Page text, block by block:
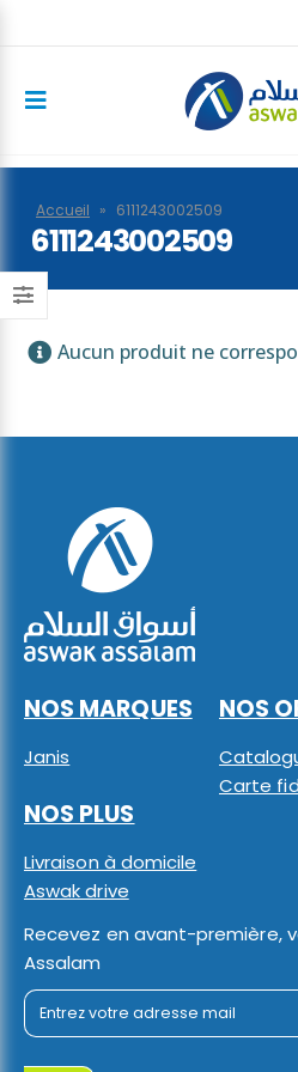
Accueil » 6111243002509
6111243002509
Aucun produit ne
NOS MARQUES
Janis
NOS
Carte
NOS PLUS
Livraison à domicile
Aswak drive
Recevez en avant-première,
Assalam